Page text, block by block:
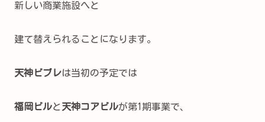
新しい商業施設へと
建て替えられることになります。
天神ビブレは当初の予定では
福岡ビルと 天神コアビルが第1期事業で、